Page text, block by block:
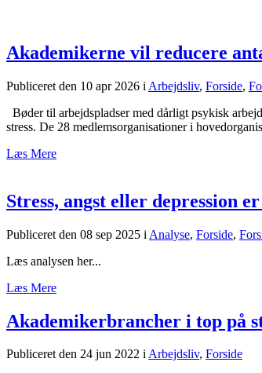
Akademikerne vil reducere
Publiceret den 10 apr 2026 i Arbejdsliv, Forside,
Bøder til arbejdspladser med dårligt psykisk
stress. De 28 medlemsorganisationer i
Læs Mere
Stress, angst eller depression
Publiceret den 08 sep 2025 i Analyse, Forside,
Læs analysen her...
Læs Mere
Akademikerbrancher i top på
Publiceret den 24 jun 2022 iArbejdsliv, Forside